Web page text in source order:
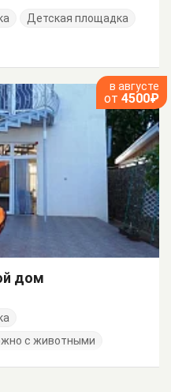
Детская площадка
в августе
от 4500₽
дом
с животными